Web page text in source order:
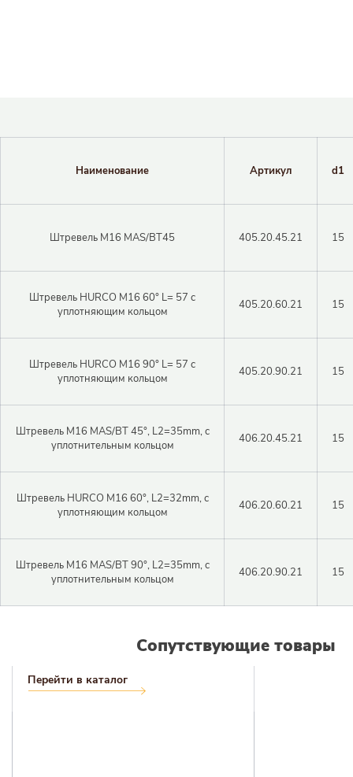
Наименование Артикул d1
Штревель M16 MAS/BT45 405.20.45.21 15
Штревель HURCO M16 60° L= 57 c
уплотняющим кольцом
405.20.60.21 15
Штревель HURCO M16 90° L= 57 c
уплотняющим кольцом
405.20.90.21 15
Штревель M16 MAS/BT 45°, L2=35mm, c
уплотнительным кольцом
406.20.45.21 15
Штревель HURCO M16 60°, L2=32mm, c
уплотняющим кольцом
406.20.60.21 15
Штревель M16 MAS/BT 90°, L2=35mm, c
уплотнительным кольцом
406.20.90.21 15
Перейти в каталог
Сопутствующие товары
Авторизация
Войти в личный кабинет
Регистрация
Авторизация